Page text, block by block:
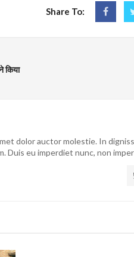
Share To:
किया
dolor auctor molestie. In
Duis eu imperdiet nunc, non